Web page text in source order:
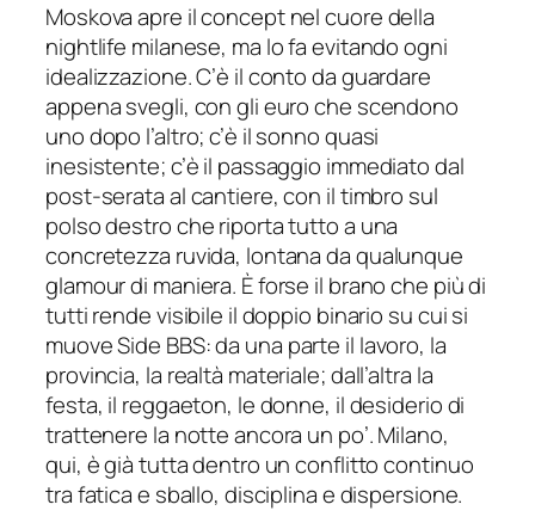
Moskova apre il concept nel cuore della
nightlife milanese, ma lo fa evitando ogni
idealizzazione. C’è il conto da guardare
appena svegli, con gli euro che scendono
uno dopo l’altro; c’è il sonno quasi
inesistente; c’è il passaggio immediato dal
post-serata al cantiere, con il timbro sul
polso destro che riporta tutto a una
concretezza ruvida, lontana da qualunque
glamour di maniera. È forse il brano che più di
tutti rende visibile il doppio binario su cui si
muove Side BBS: da una parte il lavoro, la
provincia, la realtà materiale; dall’altra la
festa, il reggaeton, le donne, il desiderio di
trattenere la notte ancora un po’. Milano,
qui, è già tutta dentro un conflitto continuo
tra fatica e sballo, disciplina e dispersione.